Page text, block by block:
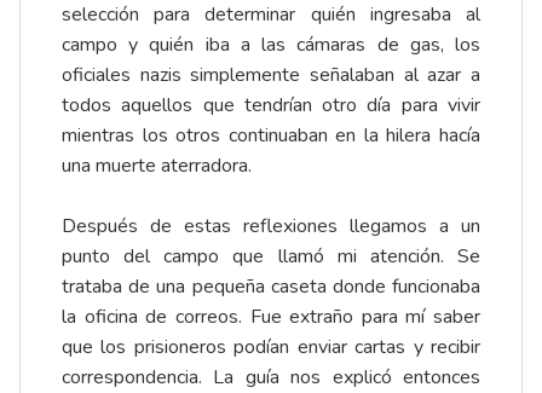
selección para determinar quién ingresaba al
campo y quién iba a las cámaras de gas, los
oficiales nazis simplemente señalaban al azar a
todos aquellos que tendrían otro día para vivir
mientras los otros continuaban en la hilera hacía
una muerte aterradora.
Después de estas reflexiones llegamos a un
punto del campo que llamó mi atención. Se
trataba de una pequeña caseta donde funcionaba
la oficina de correos. Fue extraño para mí saber
que los prisioneros podían enviar cartas y recibir
correspondencia. La guía nos explicó entonces